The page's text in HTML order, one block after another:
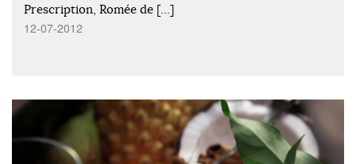
Prescription, Romée de […]
12-07-2012